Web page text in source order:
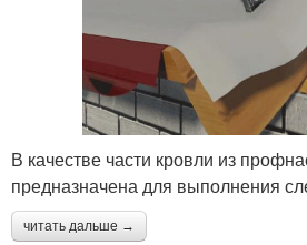
В качестве части кровли из
предназначена для выполнения
читать дальше →